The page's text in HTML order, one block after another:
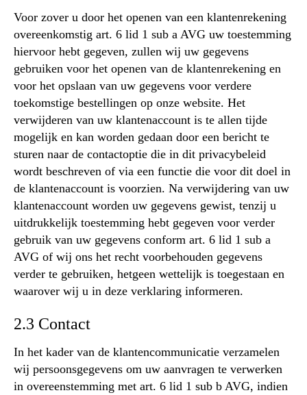
Voor zover u door het openen van een klantenrekening
overeenkomstig art. 6 lid 1 sub a AVG uw toestemming
hiervoor hebt gegeven, zullen wij uw gegevens
gebruiken voor het openen van de klantenrekening en
voor het opslaan van uw gegevens voor verdere
toekomstige bestellingen op onze website. Het
verwijderen van uw klantenaccount is te allen tijde
mogelijk en kan worden gedaan door een bericht te
sturen naar de contactoptie die in dit privacybeleid
wordt beschreven of via een functie die voor dit doel in
de klantenaccount is voorzien. Na verwijdering van uw
klantenaccount worden uw gegevens gewist, tenzij u
uitdrukkelijk toestemming hebt gegeven voor verder
gebruik van uw gegevens conform art. 6 lid 1 sub a
AVG of wij ons het recht voorbehouden gegevens
verder te gebruiken, hetgeen wettelijk is toegestaan en
waarover wij u in deze verklaring informeren.
2.3 Contact
In het kader van de klantencommunicatie verzamelen
wij persoonsgegevens om uw aanvragen te verwerken
in overeenstemming met art. 6 lid 1 sub b AVG, indien